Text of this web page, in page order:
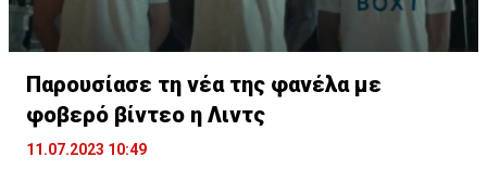
Παρουσίασε τη νέα της φανέλα με
φοβερό βίντεο η Λιντς
11.07.2023 10:49